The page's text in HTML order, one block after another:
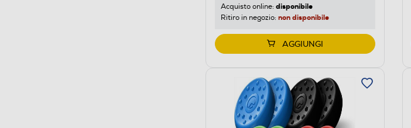
Acquisto online: disponibile
Ritiro in negozio: non disponibile
AGGIUNGI